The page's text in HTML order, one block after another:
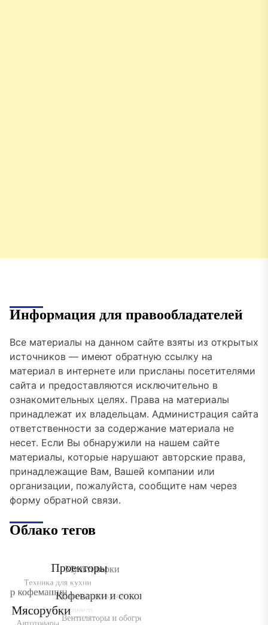
Информация для правообладателей
Все материалы на данном сайте взяты из открытых
источников — имеют обратную ссылку на
материал в интернете или присланы посетителями
сайта и предоставляются исключительно в
ознакомительных целях. Права на материалы
принадлежат их владельцам. Администрация сайта
ответственности за содержание материала не
несет. Если Вы обнаружили на нашем сайте
материалы, которые нарушают авторские права,
принадлежащие Вам, Вашей компании или
организации, пожалуйста, сообщите нам через
форму обратной связи.
Облако тегов